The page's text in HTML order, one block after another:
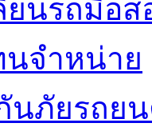
นรถมือส
จำหน่าย
นภัยรถย